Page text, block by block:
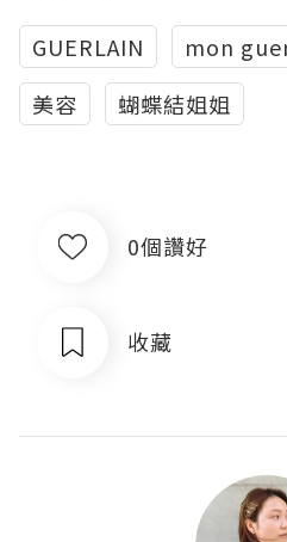
GUERLAIN mon
美容
蝴蝶結姐姐
0個讚好
收藏